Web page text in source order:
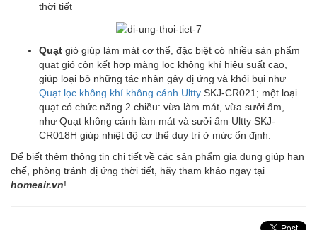
thời tiết
Quạt gió giúp làm mát cơ thể, đặc biệt có nhiều sản phẩm
quạt gió còn kết hợp màng lọc không khí hiệu suất cao,
giúp loại bỏ những tác nhân gây dị ứng và khói bụi như
Quạt lọc không khí không cánh Ultty SKJ-CR021; một loại
quạt có chức năng 2 chiều: vừa làm mát, vừa sưởi ấm, …
như Quạt không cánh làm mát và sưởi ấm Ultty SKJ-
CR018H giúp nhiệt độ cơ thể duy trì ở mức ổn định.
Để biết thêm thông tin chi tiết về các sản phẩm gia dụng giúp hạn
chế, phòng tránh dị ứng thời tiết, hãy tham khảo ngay tại
homeair.vn!